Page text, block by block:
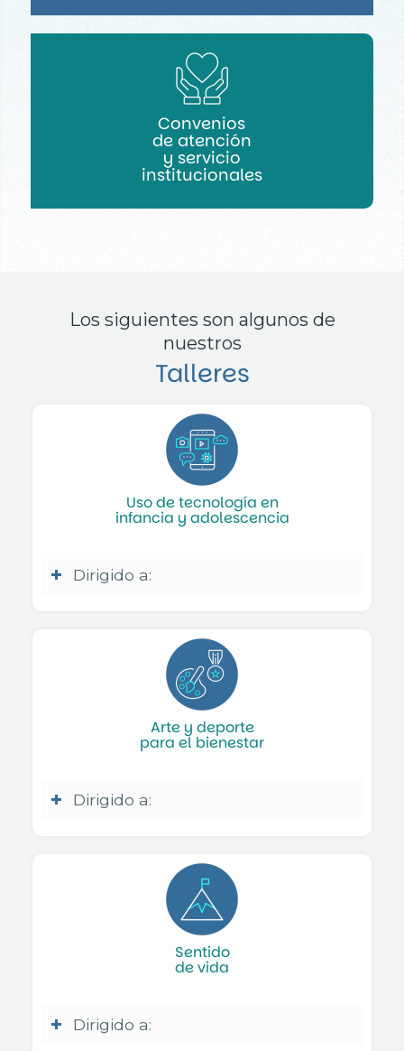
Convenios
de atención
y servicio
institucionales
Los siguientes son algunos de
nuestros
Talleres
Uso de tecnología en
infancia y adolescencia
Dirigido a:
Arte y deporte
para el bienestar
Dirigido a:
Sentido
de vida
Dirigido a: